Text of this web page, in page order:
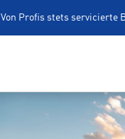
Von Profis stets servicierte